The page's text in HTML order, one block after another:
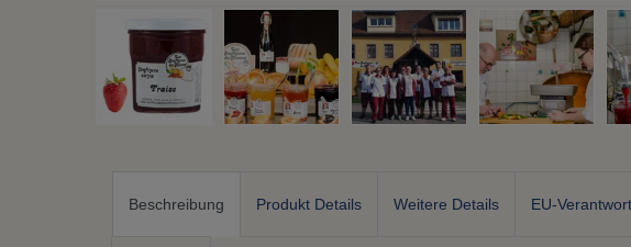
Beschreibung Produkt Details Weitere Details EU-